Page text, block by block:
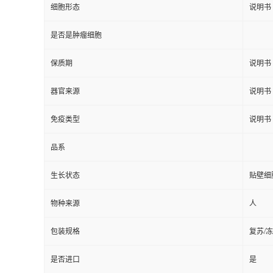
细胞形态 说明书
是否是肿瘤细胞
保质期 说明书
器官来源 说明书
免疫类型 说明书
品系
生长状态 贴壁细
物种来源 人
包装规格 复苏/
是否进口 是